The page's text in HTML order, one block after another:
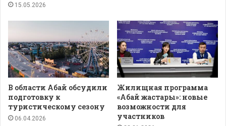
15.05.2026
В области Абай обсудили
подготовку к
туристическому сезону
06.04.2026
Жилищная программа
«Абай жастары»: новые
возможности для
участников